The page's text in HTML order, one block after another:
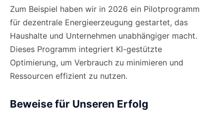
Zum Beispiel haben wir in 2026 ein Pilotprogramm
für dezentrale Energieerzeugung gestartet, das
Haushalte und Unternehmen unabhängiger macht.
Dieses Programm integriert KI-gestützte
Optimierung, um Verbrauch zu minimieren und
Ressourcen effizient zu nutzen.
Beweise für Unseren Erfolg